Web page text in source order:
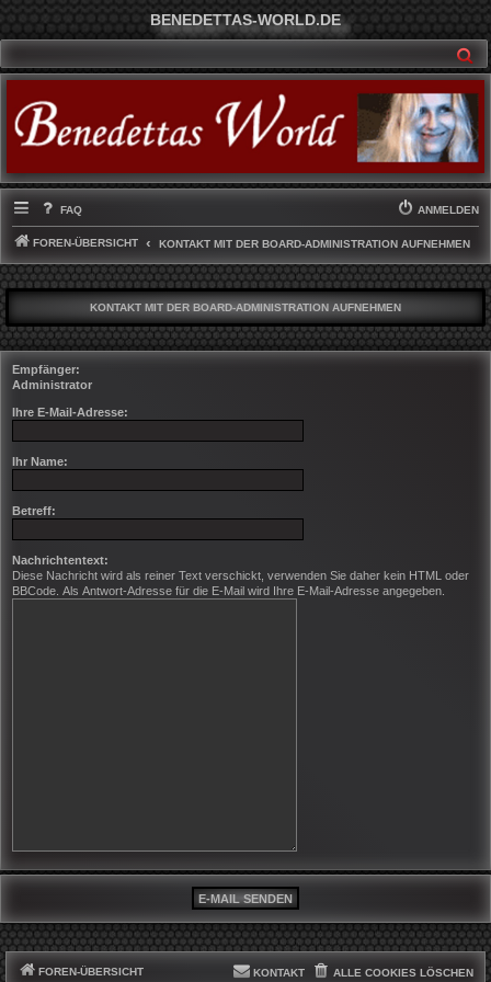
BENEDETTAS-WORLD.DE
FAQ ANMELDEN
FOREN-ÜBERSICHT KONTAKT MIT DER BOARD-ADMINISTRATION AUFNEHMEN
KONTAKT MIT DER BOARD-ADMINISTRATION AUFNEHMEN
Empfänger:
Administrator
Ihre E-Mail-Adresse:
Ihr Name:
Betreff:
Nachrichtentext:
Diese Nachricht wird als reiner Text verschickt, verwenden Sie daher kein HTML oder
BBCode. Als Antwort-Adresse für die E-Mail wird Ihre E-Mail-Adresse angegeben.
FOREN-ÜBERSICHT ALLE COOKIES LÖSCHEN
KONTAKT